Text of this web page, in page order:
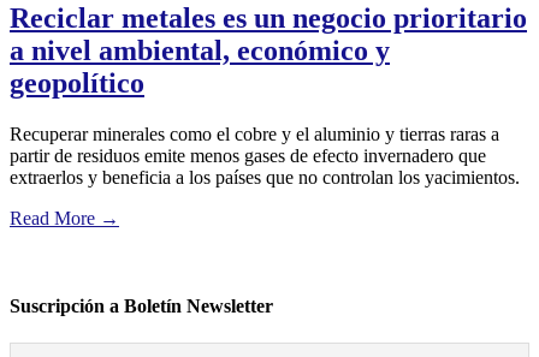
Reciclar metales es un negocio prioritario
a nivel ambiental, económico y
geopolítico
Recuperar minerales como el cobre y el aluminio y tierras raras a
partir de residuos emite menos gases de efecto invernadero que
extraerlos y beneficia a los países que no controlan los yacimientos.
Read More →
Suscripción a Boletín Newsletter